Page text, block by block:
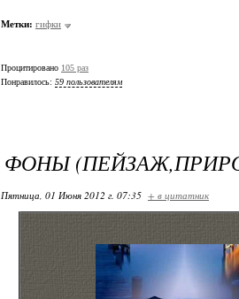
Метки: гифки
Процитировано 105 раз
Понравилось: 59 пользователям
ФОНЫ
Пятница, 01 Июня 2012 г. 07:35 + в цитатник